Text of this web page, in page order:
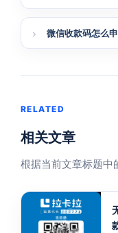
微信收款码怎么
RELATED
相关文章
根据当前文章标题中